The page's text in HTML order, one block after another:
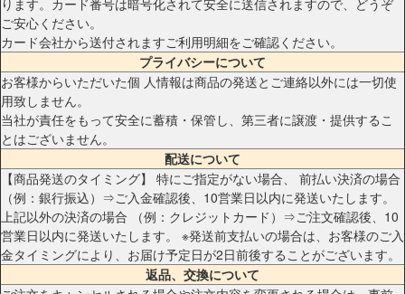
ご安心ください。
カード会社から送付されますご利用明細をご確認ください。
プライバシーについて
お客様からいただいた個 人情報は商品の発送とご連絡以外には一切使
用致しません。
当社が責任をもって安全に蓄積・保管し、第三者に譲渡・提供するこ
とはございません。
配送について
【商品発送のタイミング】 特にご指定がない場合、 前払い決済の場合
（例：銀行振込）⇒ご入金確認後、10営業日以内に発送いたします。
上記以外の決済の場合 （例：クレジットカード）⇒ご注文確認後、10
営業日以内に発送いたします。 ※発送前支払いの場合は、お客様のご入
金タイミングにより、お届け予定日が2日前後することがございます。
返品、交換について